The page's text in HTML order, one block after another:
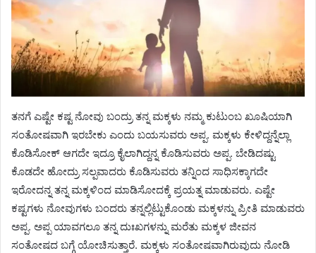
ತನಗೆ ಎಷ್ಟೇ ಕಷ್ಟ ನೋವು ಬಂದ್ರು ತನ್ನ ಮಕ್ಕಳು ನಮ್ಮ ಕುಟುಂಬ ಖೂಷಿಯಾಗಿ
ಸಂತೋಷವಾಗಿ ಇರಬೇಕು ಎಂದು ಬಯಸುವರು ಅಪ್ಪ. ಮಕ್ಕಳು ಕೇಳಿದ್ದನ್ನೆಲ್ಲಾ
ಕೊಡಿಸೋಕ್ ಆಗದೇ ಇದ್ರೂ ಕೈಲಾಗಿದ್ದನ್ನ ಕೊಡಿಸುವರು ಅಪ್ಪ. ಬೇಡಿದಷ್ಟು
ಕೊಡದೇ ಹೋದ್ರು ಸಲ್ಪವಾದರು ಕೊಡಿಸುವರು ತನ್ನಿಂದ ಸಾಧಿಸಕ್ಕಾಗದೇ
ಇರೋದನ್ನ ತನ್ನ ಮಕ್ಕಳಿಂದ ಮಾಡಿಸೋದಕ್ಕೆ ಪ್ರಯತ್ನ ಮಾಡುವರು. ಎಷ್ಟೇ
ಕಷ್ಟಗಳು ನೋವುಗಳು ಬಂದರು ತನ್ನಲ್ಲಿಟ್ಟುಕೊಂಡು ಮಕ್ಕಳನ್ನು ಪ್ರೀತಿ ಮಾಡುವರು
ಅಪ್ಪ. ಅಪ್ಪ ಯಾವಗಲೂ ತನ್ನ ದುಃಖಗಳನ್ನು ಮರೆತು ಮಕ್ಕಳ ಜೀವನ
ಸಂತೋಷದ ಬಗ್ಗೆ ಯೋಚಿಸುತ್ತಾರೆ. ಮಕ್ಕಳು ಸಂತೋಷವಾಗಿರುವುದು ನೋಡಿ